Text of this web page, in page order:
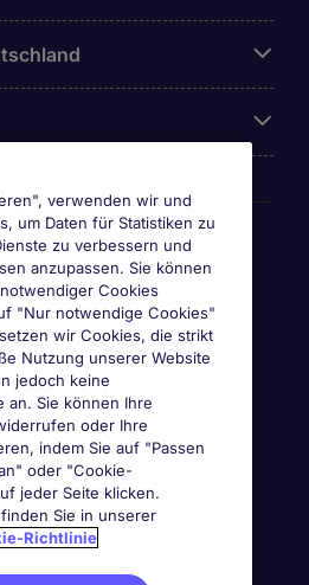
verwenden wir und
um Daten für Statistiken zu
zu verbessern und
anzupassen. Sie können
Cookies
"Nur notwendige Cookies"
wir Cookies, die strikt
Nutzung unserer Website
jedoch keine
an. Sie können Ihre
oder Ihre
indem Sie auf "Passen
oder "Cookie-
jeder Seite klicken.
Sie in unserer
Richtlinie